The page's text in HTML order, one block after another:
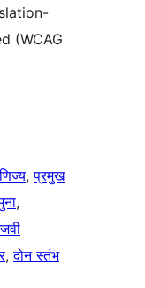
(WCAG
, प्रमुख
, दोन स्तंभ